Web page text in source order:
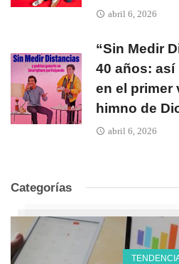
abril 6, 2026
“Sin Medir
40 años:
en el primer
himno de
abril 6, 2026
Categorías